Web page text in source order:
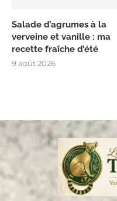
Salade d’agrumes à la
verveine et vanille : ma
recette fraîche d’été
9 août 2026